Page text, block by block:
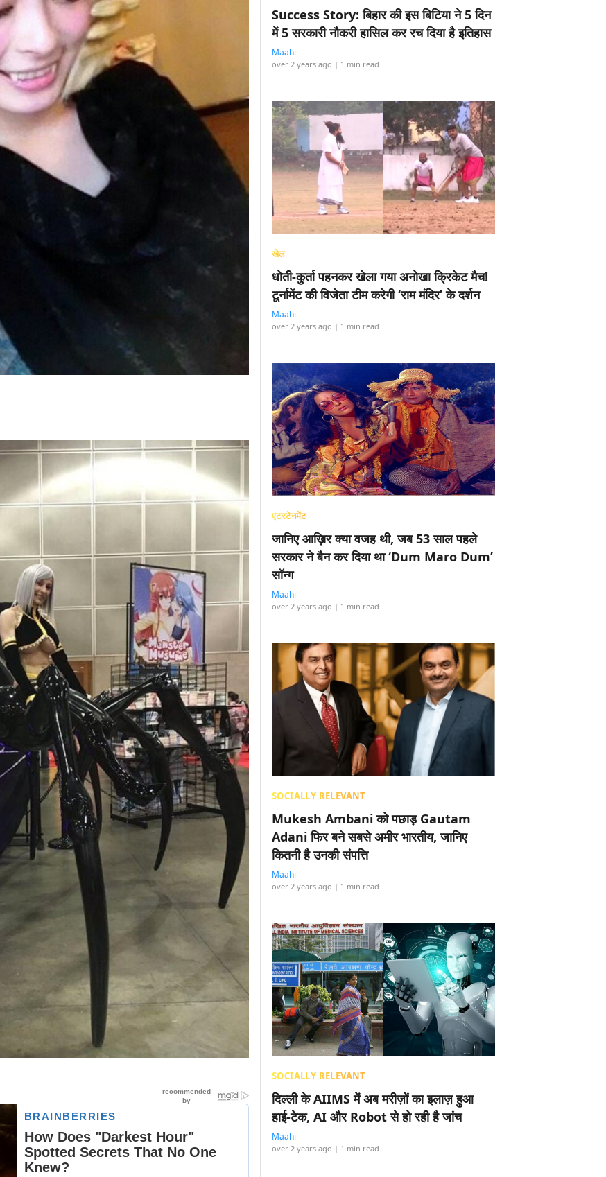
Success Story: बिहार की इस बिटिया ने 5 दिन
में 5 सरकारी नौकरी हासिल कर रच दिया है इतिहास
Maahi
over 2 years ago | 1 min read
खेल
धोती-कुर्ता पहनकर खेला गया अनोखा क्रिकेट मैच!
टूर्नामेंट की विजेता टीम करेगी ‘राम मंदिर’ के दर्शन
Maahi
over 2 years ago | 1 min read
एंटरटेनमेंट
जानिए आख़िर क्या वजह थी, जब 53 साल पहले
सरकार ने बैन कर दिया था ‘Dum Maro Dum’
सॉन्ग
Maahi
over 2 years ago | 1 min read
SOCIALLY RELEVANT
Mukesh Ambani को पछाड़ Gautam
Adani फिर बने सबसे अमीर भारतीय, जानिए
कितनी है उनकी संपत्ति
Maahi
over 2 years ago | 1 min read
SOCIALLY RELEVANT
दिल्ली के AIIMS में अब मरीज़ों का इलाज़ हुआ
हाई-टेक, AI और Robot से हो रही है जांच
Maahi
over 2 years ago | 1 min read